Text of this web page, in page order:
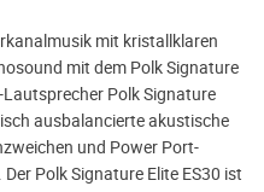
mit kristallklaren
mit dem Polk Signature
Polk Signature
ausbalancierte akustische
und Power Port-
Polk Signature Elite ES30 ist